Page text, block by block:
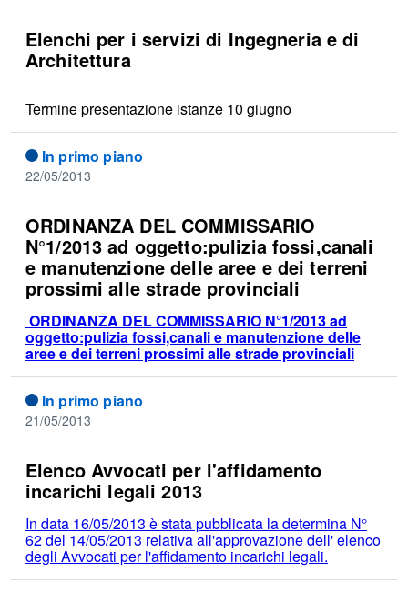
Elenchi per i servizi di Ingegneria e di
Architettura
Termine presentazione istanze 10 giugno
In primo piano
22/05/2013
ORDINANZA DEL COMMISSARIO
N°1/2013 ad oggetto:pulizia fossi,canali
e manutenzione delle aree e dei terreni
prossimi alle strade provinciali
ORDINANZA DEL COMMISSARIO N°1/2013 ad
oggetto:pulizia fossi,canali e manutenzione delle
aree e dei terreni prossimi alle strade provinciali
In primo piano
21/05/2013
Elenco Avvocati per l'affidamento
incarichi legali 2013
In data 16/05/2013 è stata pubblicata la determina N°
62 del 14/05/2013 relativa all'approvazione dell' elenco
degli Avvocati per l'affidamento incarichi legali.